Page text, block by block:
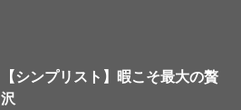
【シンプリスト】暇こそ最大の贅
沢